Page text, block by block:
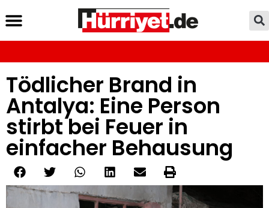
Tödlicher Brand in
Antalya: Eine Person
stirbt bei Feuer in
einfacher Behausung